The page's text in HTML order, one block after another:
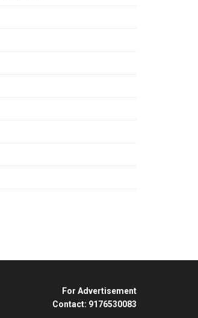
For Advertisement
Contact: 9176530083